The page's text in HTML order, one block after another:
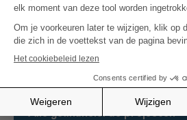
anti-tumor immuniteit efficiënt
doel van dit project is dus om
voor de ontwikkeling van een
gebaseerde immunotherapie